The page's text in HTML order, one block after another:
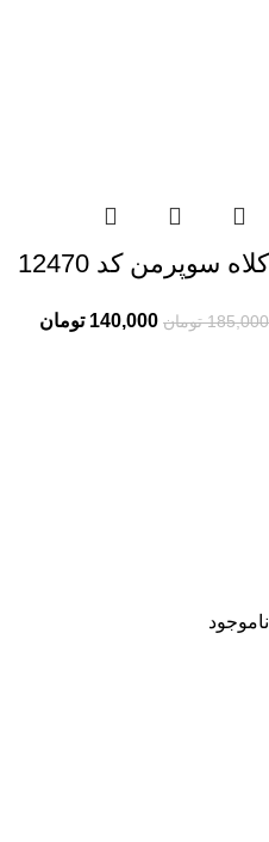
کلاه سوپرمن کد 12470
185,000 تومان 140,000 تومان
ناموجود